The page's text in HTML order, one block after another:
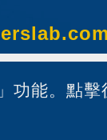
功能。點